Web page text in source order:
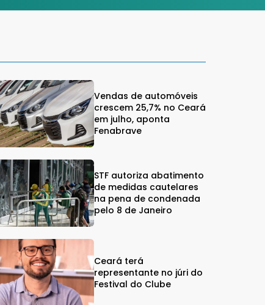
Vendas de automóveis
crescem 25,7% no Ceará
em julho, aponta
Fenabrave
STF autoriza abatimento
de medidas cautelares
na pena de condenada
pelo 8 de Janeiro
Ceará terá
representante no júri do
Festival do Clube